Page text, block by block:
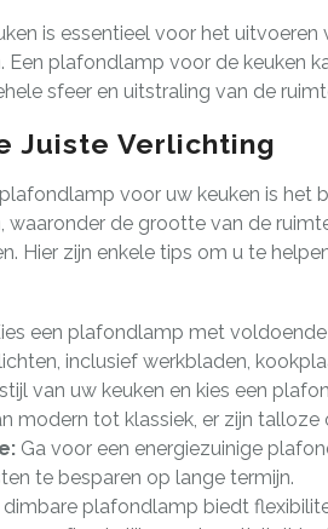
is essentieel voor het uitvoeren
Een plafondlamp voor de keuken
sfeer en uitstraling van de
Juiste Verlichting
voor uw keuken is het
waaronder de grootte van de
Hier zijn enkele tips om u te
een plafondlamp met
inclusief werkbladen,
van uw keuken en kies een
modern tot klassiek, er zijn
Ga voor een energiezuinige
te besparen op lange termijn.
dimbare plafondlamp biedt